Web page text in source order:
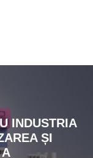
INDUSTRIA
ȘI